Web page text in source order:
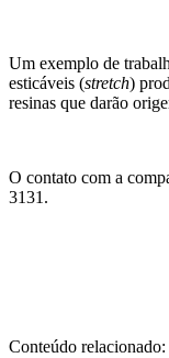
Um exemplo de
esticáveis (stretch)
resinas que darão
O contato com a
3131.
Conteúdo relacionado: